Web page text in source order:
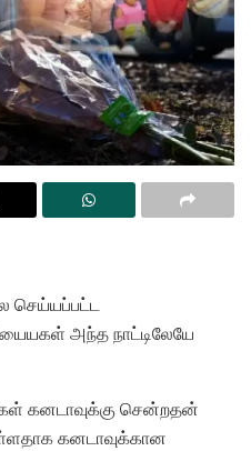
செய்யப்பட்ட
அந்த நாட்டிலேயே
கனடாவுக்கு சென்றதன்
கனடாவுக்கான